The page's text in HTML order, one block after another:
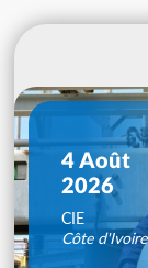
4 Août
2026
CIE
Côte d'Ivoire